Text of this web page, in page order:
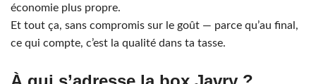
économie plus propre.
Et tout ça, sans compromis sur le goût — parce qu’au final,
ce qui compte, c’est la qualité dans ta tasse.